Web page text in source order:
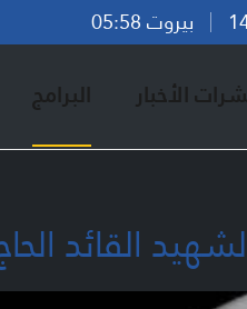
بيروت 05:58
الأخبار البرامج
القائد